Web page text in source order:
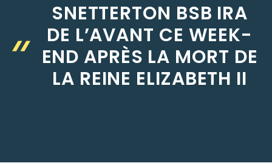
SNETTERTON BSB IRA
DE L’AVANT CE WEEK-
END APRÈS LA MORT DE
LA REINE ELIZABETH II